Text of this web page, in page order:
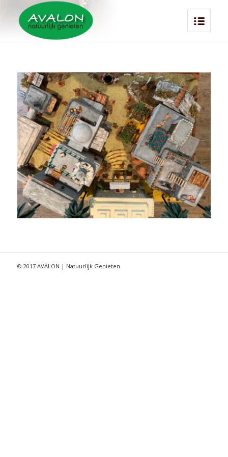
© 2017 AVALON | Natuurlijk Genieten